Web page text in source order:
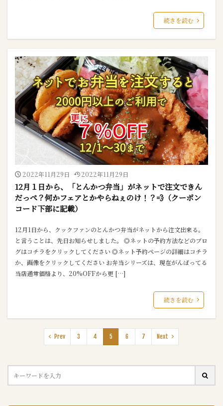
続きを読む
2022年11月29日 2022年11月29日
12月１日から、「とんかつ弁当」がネットで注文できん
だっぺ？何かフェアとかやらねぇのけ！？💨（クーポン
コード下部に記載）
12月1日から、クックファンのとんかつ弁当がネットから注文出来る。
と言うことは、先日お知らせしました。 ◎ネットの予約方法などのブロ
グはコチラをクリックしてください ◎ネット予約ページの詳細はコチラ
か、画像をクリックしてください お弁当シリーズは、現在がんばってる
当店通常価格より、20%OFFから更 […]
続きを読む
Prev 3 4 5 6 7 Next